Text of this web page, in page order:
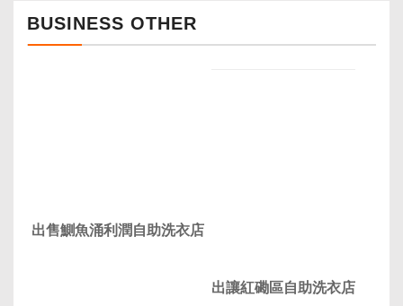
BUSINESS OTHER
出售鰂魚涌利潤自助洗衣店
出讓紅磡區自助洗衣店